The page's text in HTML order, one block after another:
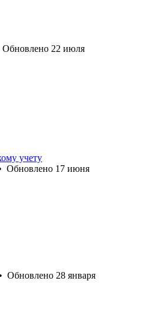
Обновлено 22 июля
учету
Обновлено 17 июня
• Обновлено 28 января